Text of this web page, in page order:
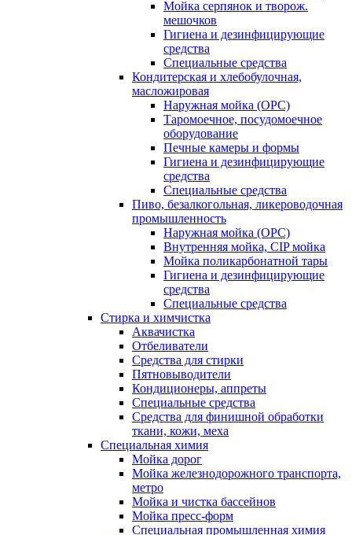
Мойка серпянок и творож.
мешочков
Гигиена и дезинфицирующие
средства
Специальные средства
Кондитерская и хлебобулочная,
масложировая
Наружная мойка (ОРС)
Таромоечное, посудомоечное
оборудование
Печные камеры и формы
Гигиена и дезинфицирующие
средства
Специальные средства
Пиво, безалкогольная, ликероводочная
промышленность
Наружная мойка (ОРС)
Внутренняя мойка, CIP мойка
Мойка поликарбонатной тары
Гигиена и дезинфицирующие
средства
Специальные средства
Стирка и химчистка
Аквачистка
Отбеливатели
Средства для стирки
Пятновыводители
Кондиционеры, аппреты
Специальные средства
Средства для финишной обработки
ткани, кожи, меха
Специальная химия
Мойка дорог
Мойка железнодорожного транспорта,
метро
Мойка и чистка бассейнов
Мойка пресс-форм
Специальная промышленная химия